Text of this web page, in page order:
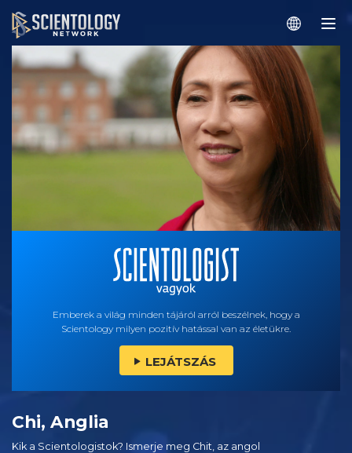
Emberek a világ minden tájáról arról beszélnek, hogy a
Scientology milyen pozitív hatással van az életükre.
LEJÁTSZÁS
Chi, Anglia
Kik a Scientologistok? Ismerje meg Chit, az angol